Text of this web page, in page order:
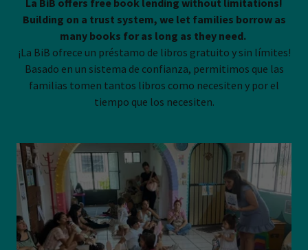
Building on a trust system, we let families borrow as
many books for as long as they need.
¡La BiB ofrece un préstamo de libros gratuito y sin límites!
Basado en un sistema de confianza, permitimos que las
familias tomen tantos libros como necesiten y por el
tiempo que los necesiten.